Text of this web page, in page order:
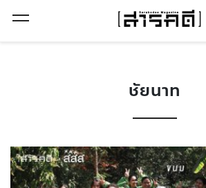
ชัยนาท